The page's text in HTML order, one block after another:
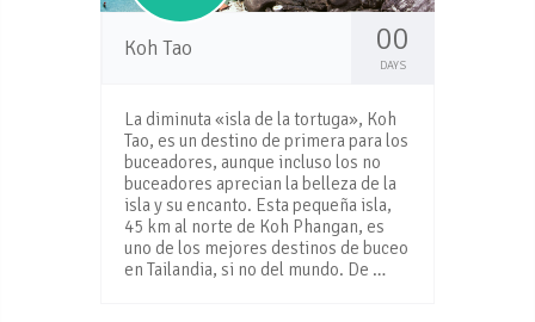
Koh Tao 00
DAYS
La diminuta «isla de la tortuga», Koh
Tao, es un destino de primera para los
buceadores, aunque incluso los no
buceadores aprecian la belleza de la
isla y su encanto. Esta pequeña isla,
45 km al norte de Koh Phangan, es
uno de los mejores destinos de buceo
en Tailandia, si no del mundo. De …